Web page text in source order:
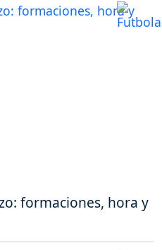
formaciones, hora y